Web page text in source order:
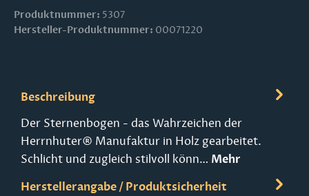
Produktnummer: 5307
Hersteller-Produktnummer: 00071220
Beschreibung
Der Sternenbogen - das Wahrzeichen der
Herrnhuter® Manufaktur in Holz gearbeitet.
Schlicht und zugleich stilvoll könn… Mehr
Herstellerangabe / Produktsicherheit